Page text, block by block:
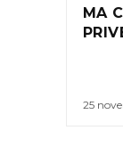
MA
25